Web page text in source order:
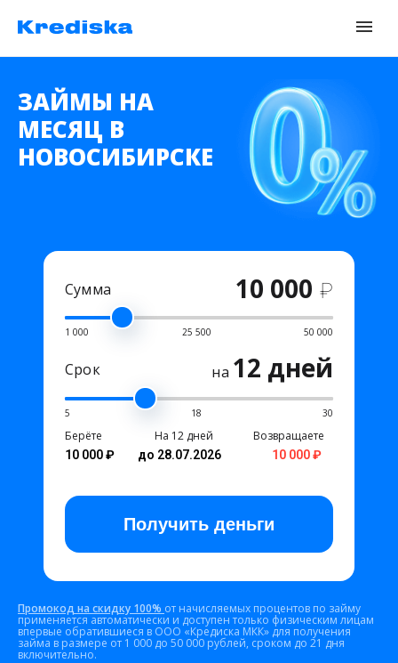
ЗАЙМЫ НА
МЕСЯЦ В
НОВОСИБИРСКЕ
Сумма 10 000 ₽
1 000 25 500 50 000
Срок на 12 дней
5 18 30
Берёте
10 000 ₽
На 12 дней
до 28.07.2026
Возвращаете
10 000 ₽
Получить деньги
Промокод на скидку 100% от начисляемых процентов по займу
применяется автоматически и доступен только физическим лицам
впервые обратившиеся в ООО «Кредиска МКК» для получения
займа в размере от 1 000 до 50 000 рублей, сроком до 21 дня
включительно.